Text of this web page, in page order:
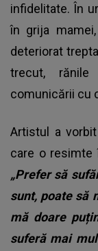
infidelitate. În
în grija
deteriorat
trecut,
comunicării cu
Artistul a
care o resimte
„Prefer să
sunt, poate să
mă doare
suferă mai